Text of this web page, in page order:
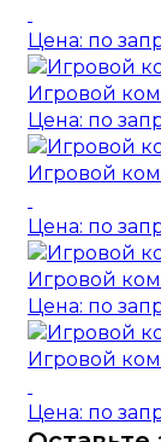
Цена: по
Игровой
Цена: по
Игровой
Цена: по
Игровой
Цена: по
Игровой
Цена: по